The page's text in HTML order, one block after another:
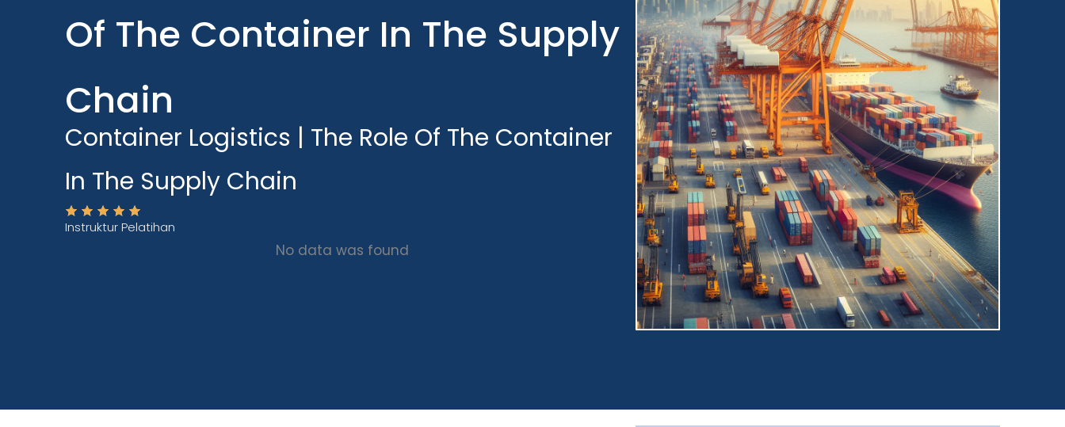
Of The Container In The Supply
Chain
Container Logistics | The Role Of The Container
In The Supply Chain
Instruktur Pelatihan
No data was found